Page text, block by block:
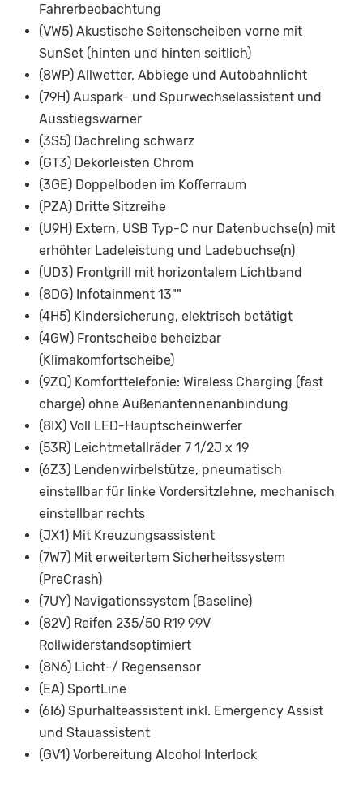
Fahrerbeobachtung
(VW5) Akustische Seitenscheiben vorne mit
SunSet (hinten und hinten seitlich)
(8WP) Allwetter, Abbiege und Autobahnlicht
(79H) Auspark- und Spurwechselassistent und
Ausstiegswarner
(3S5) Dachreling schwarz
(GT3) Dekorleisten Chrom
(3GE) Doppelboden im Kofferraum
(PZA) Dritte Sitzreihe
(U9H) Extern, USB Typ-C nur Datenbuchse(n) mit
erhöhter Ladeleistung und Ladebuchse(n)
(UD3) Frontgrill mit horizontalem Lichtband
(8DG) Infotainment 13""
(4H5) Kindersicherung, elektrisch betätigt
(4GW) Frontscheibe beheizbar
(Klimakomfortscheibe)
(9ZQ) Komforttelefonie: Wireless Charging (fast
charge) ohne Außenantennenanbindung
(8IX) Voll LED-Hauptscheinwerfer
(53R) Leichtmetallräder 7 1/2J x 19
(6Z3) Lendenwirbelstütze, pneumatisch
einstellbar für linke Vordersitzlehne, mechanisch
einstellbar rechts
(JX1) Mit Kreuzungsassistent
(7W7) Mit erweitertem Sicherheitssystem
(PreCrash)
(7UY) Navigationssystem (Baseline)
(82V) Reifen 235/50 R19 99V
Rollwiderstandsoptimiert
(8N6) Licht-/ Regensensor
(EA) SportLine
(6I6) Spurhalteassistent inkl. Emergency Assist
und Stauassistent
(GV1) Vorbereitung Alcohol Interlock